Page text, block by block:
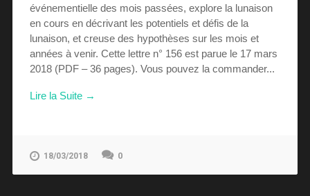
événementielle des mois passées, explore la lunaison
en cours en décrivant les potentiels et défis de la
lunaison, et creuse des hypothèses sur les mois et
années à venir. Cette lettre n° 156 est parue le 17 mars
2018 (PDF – 36 pages). Vous pouvez la commander...
Lire la Suite →
18/03/2018 0